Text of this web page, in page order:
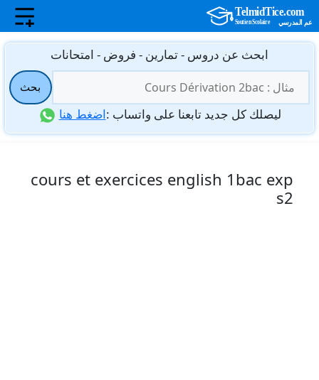
انتقل
المحتوى
ابحث عن دروس - تمارين - فروض - امتحانات
عن:
بحث
ليصلك كل جديد تابعنا على واتساب :اضغط هنا
cours et exercices english 1bac exp
s2